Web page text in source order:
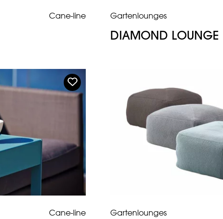
Cane-line Gartenlounges
DIAMOND LOUNGE
Cane-line Gartenlounges